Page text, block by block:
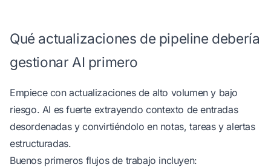
Qué actualizaciones de pipeline debería
gestionar AI primero
Empiece con actualizaciones de alto volumen y bajo
riesgo. AI es fuerte extrayendo contexto de entradas
desordenadas y convirtiéndolo en notas, tareas y alertas
estructuradas.
Buenos primeros flujos de trabajo incluyen: